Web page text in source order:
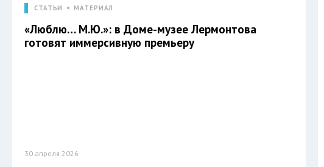
СТАТЬИ МАТЕРИАЛ
«Люблю… М.Ю.»: в Доме-музее Лермонтова
готовят иммерсивную премьеру
30 апреля 2026